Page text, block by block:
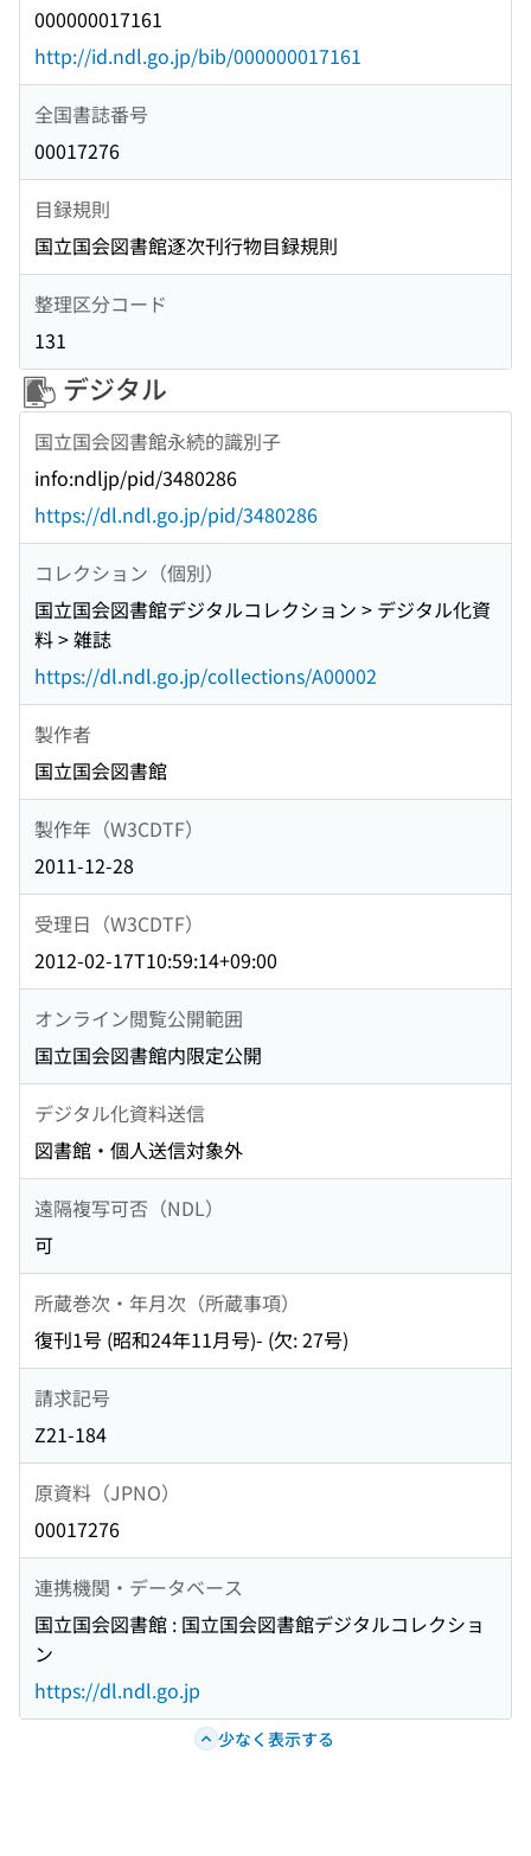
000000017161
http://id.ndl.go.jp/bib/000000017161
全国書誌番号
00017276
目録規則
国立国会図書館逐次刊行物目録規則
整理区分コード
131
デジタル
国立国会図書館永続的識別子
info:ndljp/pid/3480286
https://dl.ndl.go.jp/pid/3480286
コレクション（個別）
国立国会図書館デジタルコレクション > デジタル化資
料 > 雑誌
https://dl.ndl.go.jp/collections/A00002
製作者
国立国会図書館
製作年（W3CDTF）
2011-12-28
受理日（W3CDTF）
2012-02-17T10:59:14+09:00
オンライン閲覧公開範囲
国立国会図書館内限定公開
デジタル化資料送信
図書館・個人送信対象外
遠隔複写可否（NDL）
可
所蔵巻次・年月次（所蔵事項）
復刊1号 (昭和24年11月号)- (欠: 27号)
請求記号
Z21-184
原資料（JPNO）
00017276
連携機関・データベース
国立国会図書館 : 国立国会図書館デジタルコレクショ
ン
https://dl.ndl.go.jp
少なく表示する